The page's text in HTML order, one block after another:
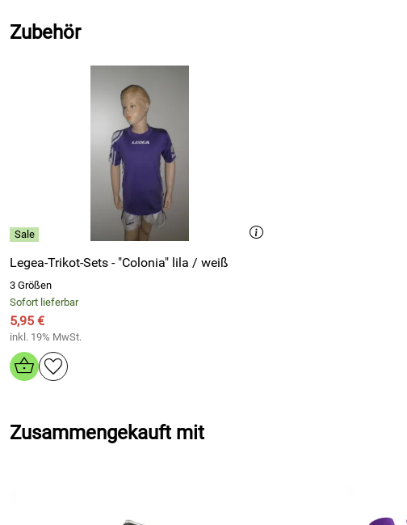
Elasthan:
87 %
ca. 30 °C
Zubehör
Legea-Trikot-Sets - "Colonia" lila / weiß
3 Größen
Sofort lieferbar
5,95 €
inkl. 19% MwSt.
Zusammengekauft mit